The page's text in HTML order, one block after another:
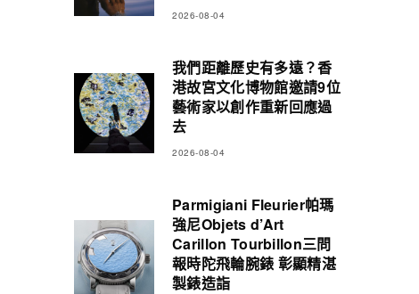
2026-08-04
我們距離歷史有多遠？香
港故宮文化博物館邀請9位
藝術家以創作重新回應過
去
2026-08-04
Parmigiani Fleurier帕瑪
強尼Objets d’Art
Carillon Tourbillon三問
報時陀飛輪腕錶 彰顯精湛
製錶造詣